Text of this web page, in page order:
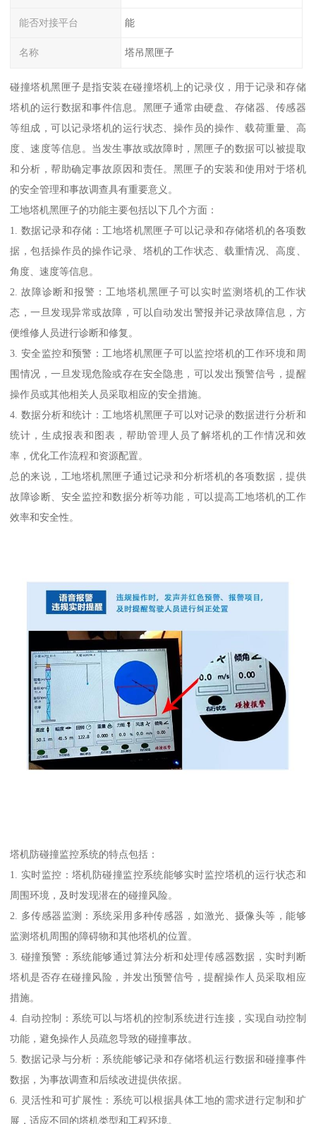
能否对接平台 能
名称 塔吊黑匣子
碰撞塔机黑匣子是指安装在碰撞塔机上的记录仪，用于记录和存储
塔机的运行数据和事件信息。黑匣子通常由硬盘、存储器、传感器
等组成，可以记录塔机的运行状态、操作员的操作、载荷重量、高
度、速度等信息。当发生事故或故障时，黑匣子的数据可以被提取
和分析，帮助确定事故原因和责任。黑匣子的安装和使用对于塔机
的安全管理和事故调查具有重要意义。
工地塔机黑匣子的功能主要包括以下几个方面：
1. 数据记录和存储：工地塔机黑匣子可以记录和存储塔机的各项数
据，包括操作员的操作记录、塔机的工作状态、载重情况、高度、
角度、速度等信息。
2. 故障诊断和报警：工地塔机黑匣子可以实时监测塔机的工作状
态，一旦发现异常或故障，可以自动发出警报并记录故障信息，方
便维修人员进行诊断和修复。
3. 安全监控和预警：工地塔机黑匣子可以监控塔机的工作环境和周
围情况，一旦发现危险或存在安全隐患，可以发出预警信号，提醒
操作员或其他相关人员采取相应的安全措施。
4. 数据分析和统计：工地塔机黑匣子可以对记录的数据进行分析和
统计，生成报表和图表，帮助管理人员了解塔机的工作情况和效
率，优化工作流程和资源配置。
总的来说，工地塔机黑匣子通过记录和分析塔机的各项数据，提供
故障诊断、安全监控和数据分析等功能，可以提高工地塔机的工作
效率和安全性。
塔机防碰撞监控系统的特点包括：
1. 实时监控：塔机防碰撞监控系统能够实时监控塔机的运行状态和
周围环境，及时发现潜在的碰撞风险。
2. 多传感器监测：系统采用多种传感器，如激光、摄像头等，能够
监测塔机周围的障碍物和其他塔机的位置。
3. 碰撞预警：系统能够通过算法分析和处理传感器数据，实时判断
塔机是否存在碰撞风险，并发出预警信号，提醒操作人员采取相应
措施。
4. 自动控制：系统可以与塔机的控制系统进行连接，实现自动控制
功能，避免操作人员疏忽导致的碰撞事故。
5. 数据记录与分析：系统能够记录和存储塔机运行数据和碰撞事件
数据，为事故调查和后续改进提供依据。
6. 灵活性和可扩展性：系统可以根据具体工地的需求进行定制和扩
展，适应不同的塔机类型和工程环境。